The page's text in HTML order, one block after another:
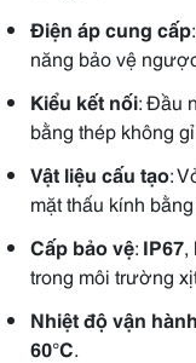
Điện áp cung cấp
năng bảo vệ
Kiểu kết nối: Đầu
bằng thép không
Vật liệu cấu tạo:
mặt thấu kính
Cấp bảo vệ: IP67,
trong môi trường
Nhiệt độ vận hành
60°C.